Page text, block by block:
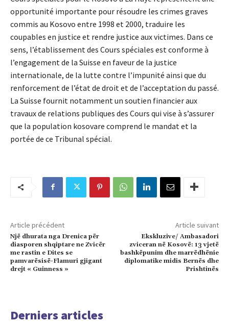
opportunité importante pour résoudre les crimes graves
commis au Kosovo entre 1998 et 2000, traduire les
coupables en justice et rendre justice aux victimes. Dans ce
sens, l’établissement des Cours spéciales est conforme à
l’engagement de la Suisse en faveur de la justice
internationale, de la lutte contre l’impunité ainsi que du
renforcement de l’état de droit et de l’acceptation du passé.
La Suisse fournit notamment un soutien financier aux
travaux de relations publiques des Cours qui vise à s’assurer
que la population kosovare comprend le mandat et la
portée de ce Tribunal spécial.
Article précédent
Një dhurata nga Drenica për
diasporen shqiptare ne Zvicër
me rastin e Dites se
pamvarësisë-Flamuri gjigant
drejt « Guinness »
Article suivant
Ekskluzive/ Ambasadori
zviceran në Kosovë: 13 vjetë
bashkëpunim dhe marrëdhënie
diplomatike midis Bernës dhe
Prishtinës
Derniers articles